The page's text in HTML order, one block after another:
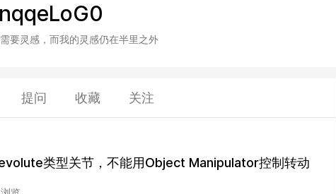
要灵感，而我的灵感仍在半里之外
提问 收藏 关注
类型关节，不能用Object Manipulator控制转动